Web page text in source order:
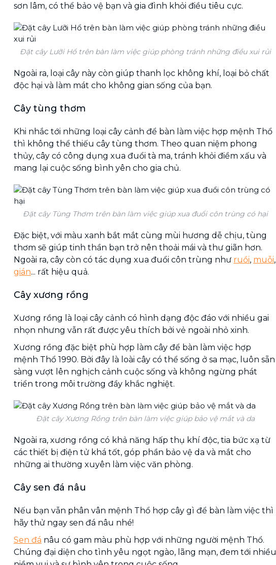
sơn lâm, có thể bảo vệ bạn và gia đình khỏi điều tiêu cực.
Đặt cây Lưỡi Hổ trên bàn làm việc giúp phòng tránh những điều xui rủi
Ngoài ra, loại cây này còn giúp thanh lọc không khí, loại bỏ chất
độc hại và làm mát cho không gian sống của bạn.
Cây tùng thơm
Khi nhắc tới những loại cây cảnh để bàn làm việc hợp mệnh Thổ
thì không thể thiếu cây tùng thơm. Theo quan niệm phong
thủy, cây có công dụng xua đuổi tà ma, tránh khỏi điềm xấu và
mang lại cuộc sống bình yên cho gia chủ.
Đặt cây Tùng Thơm trên bàn làm việc giúp xua đuổi côn trùng có hại
Đặc biệt, với màu xanh bắt mắt cùng mùi hương dễ chịu, tùng
thơm sẽ giúp tinh thần bạn trở nên thoải mái và thư giãn hơn.
Ngoài ra, cây còn có tác dụng xua đuổi côn trùng như ruồi, muỗi,
gián... rất hiệu quả.
Cây xương rồng
Xương rồng là loại cây cảnh có hình dạng độc đáo với nhiều gai
nhọn nhưng vẫn rất được yêu thích bởi vẻ ngoài nhỏ xinh.
Xương rồng đặc biệt phù hợp làm cây để bàn làm việc hợp
mệnh Thổ 1990. Bởi đây là loài cây có thể sống ở sa mạc, luôn sẵn
sàng vượt lên nghịch cảnh cuộc sống và không ngừng phát
triển trong môi trường đầy khắc nghiệt.
Đặt cây Xương Rồng trên bàn làm việc giúp bảo vệ mắt và da
Ngoài ra, xương rồng có khả năng hấp thụ khí độc, tia bức xạ từ
các thiết bị điện tử khá tốt, góp phần bảo vệ da và mắt cho
những ai thường xuyên làm việc văn phòng.
Cây sen đá nâu
Nếu bạn vẫn phân vân mệnh Thổ hợp cây gì để bàn làm việc thì
hãy thử ngay sen đá nâu nhé!
Sen đá nâu có gam màu phù hợp với những người mệnh Thổ.
Chúng đại diện cho tình yêu ngọt ngào, lãng mạn, đem tới nhiều